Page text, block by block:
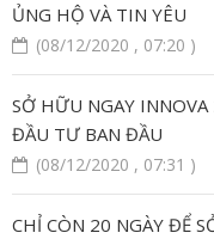
ỦNG HỘ VÀ TIN YÊU
(08/12/2020 , 07:20 )
SỞ HỮU NGAY
ĐẦU TƯ BAN ĐẦU
(08/12/2020 , 07:31 )
CHỈ CÒN 20 NGÀY ĐỂ